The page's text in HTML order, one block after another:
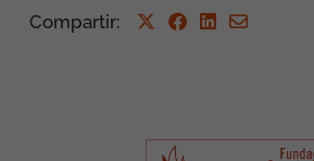
Compartir: